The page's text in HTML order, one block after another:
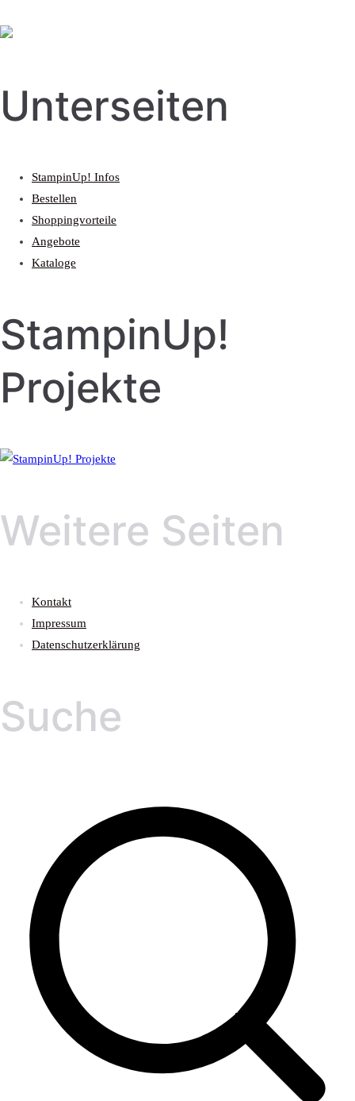
Unterseiten
StampinUp! Infos
Bestellen
Shoppingvorteile
Angebote
Kataloge
StampinUp!
Projekte
Weitere Seiten
Kontakt
Impressum
Datenschutzerklärung
Suche